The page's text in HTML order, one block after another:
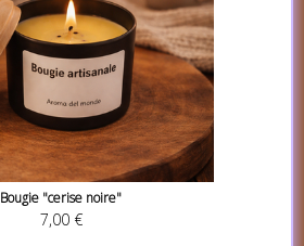
Bougie "cerise noire"
7,00 €